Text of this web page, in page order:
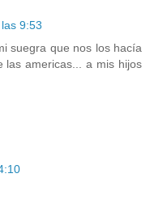
9:53
suegra que nos los hacía
las americas... a mis hijos